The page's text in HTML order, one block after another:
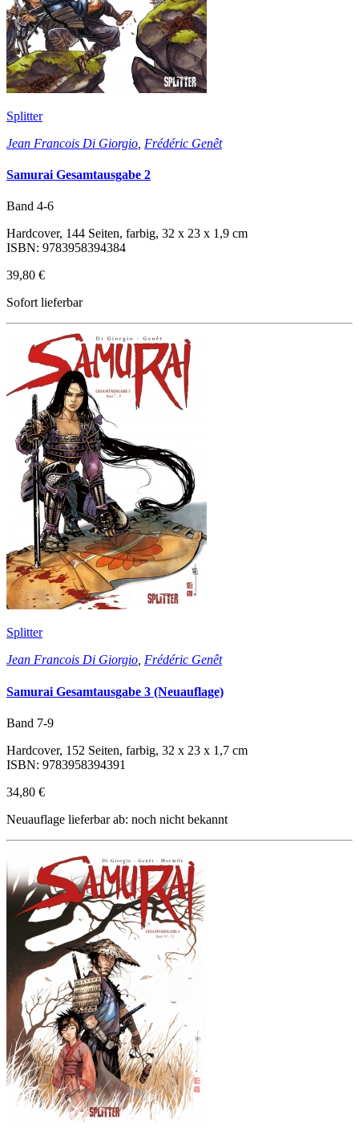
Splitter
Jean Francois Di Giorgio Frédéric Genêt
Samurai Gesamtausgabe 2
Band 4-6
Hardcover, 144 Seiten, farbig, 32 x 23 x 1,9 cm
ISBN: 9783958394384
39,80 €
Sofort lieferbar
Splitter
Jean Francois Di Giorgio, Frédéric Genêt
Samurai Gesamtausgabe 3 (Neuauflage)
Band 7-9
Hardcover, 152 Seiten, farbig, 32 x 23 x 1,7 cm
ISBN: 9783958394391
34,80 €
Neuauflage lieferbar ab: noch nicht bekannt